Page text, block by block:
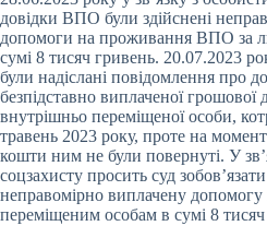
довідки ВПО були здійснені
допомоги на проживання ВПО за
сумі 8 тисяч гривень. 20.07.2023
були надіслані повідомлення про
безпідставно виплаченої
внутрішньо переміщеної особи,
травень 2023 року, проте на
кошти ним не були повернуті. У
соцзахисту просить суд
неправомірно виплачену
переміщеним особам в сумі 8